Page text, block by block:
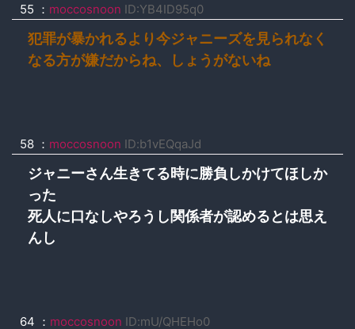
55 ： moccosnoon ID:YB4ID95q0
犯罪が暴かれるより今ジャニーズを見られなく
なる方が嫌だからね、しょうがないね
58 ： moccosnoon ID:b1vEQqaJd
ジャニーさん生きてる時に勝負しかけてほしか
った
死人に口なしやろうし関係者が認めるとは思え
んし
64 ： moccosnoon ID:mU/QHEHo0